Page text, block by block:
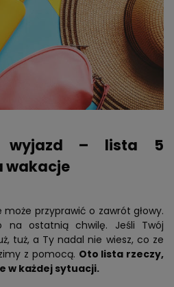
wyjazd – lista 5
wakacje
przyprawić o zawrót głowy.
na ostatnią chwilę. Jeśli Twój
tuż, a Ty nadal nie wiesz, co ze
z pomocą. Oto lista rzeczy,
w każdej sytuacji.